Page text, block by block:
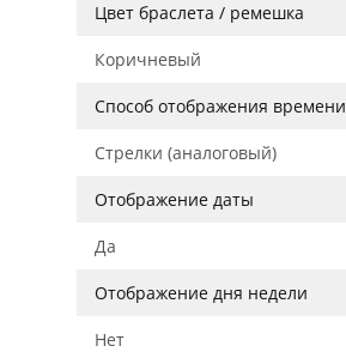
Цвет браслета / ремешка
Коричневый
Способ отображения времени
Стрелки (аналоговый)
Отображение даты
Да
Отображение дня недели
Нет